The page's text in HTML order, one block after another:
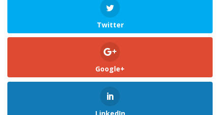
Twitter
Google+